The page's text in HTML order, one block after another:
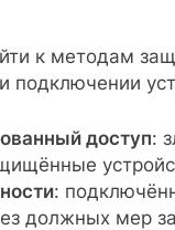
к методам
подключении
доступ:
:
должных мер